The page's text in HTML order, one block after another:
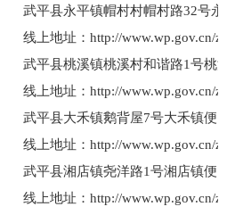
武平县永平镇帽村村帽村路32号永
线上地址：http://www.wp.gov.cn/
武平县桃溪镇桃溪村和谐路1号桃
线上地址：http://www.wp.gov.cn/
武平县大禾镇鹅背屋7号大禾镇便民
线上地址：http://www.wp.gov.cn/
武平县湘店镇尧洋路1号湘店镇便民
线上地址：http://www.wp.gov.cn/